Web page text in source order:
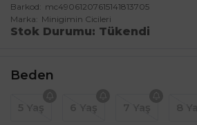
Barkod
mc49061207615141813705
Marka
Minigimin Cicileri
Stok Durumu Tükendi
Beden